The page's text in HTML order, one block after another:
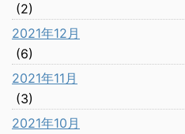
(2)
2021年12月
(6)
2021年11月
(3)
2021年10月